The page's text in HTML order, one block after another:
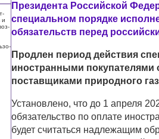
и
Президента Российской
специальном порядке
обязательств перед
Продлен период действия
иностранными покупателями
поставщиками природного
Установлено, что до 1 апреля
обязательство по оплате
будет считаться надлежащим